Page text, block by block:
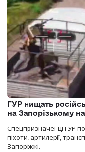
ГУР нищать
на Запорізькому
Спецпризначенці ГУР
піхоти, артилерії,
Запоріжжі.